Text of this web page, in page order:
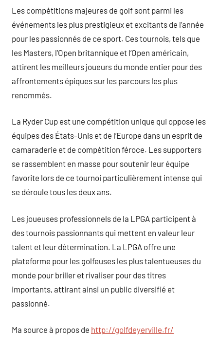
Les compétitions majeures de golf sont parmi les
événements les plus prestigieux et excitants de l’année
pour les passionnés de ce sport. Ces tournois, tels que
les Masters, l’Open britannique et l’Open américain,
attirent les meilleurs joueurs du monde entier pour des
affrontements épiques sur les parcours les plus
renommés.
La Ryder Cup est une compétition unique qui oppose les
équipes des États-Unis et de l’Europe dans un esprit de
camaraderie et de compétition féroce. Les supporters
se rassemblent en masse pour soutenir leur équipe
favorite lors de ce tournoi particulièrement intense qui
se déroule tous les deux ans.
Les joueuses professionnels de la LPGA participent à
des tournois passionnants qui mettent en valeur leur
talent et leur détermination. La LPGA offre une
plateforme pour les golfeuses les plus talentueuses du
monde pour briller et rivaliser pour des titres
importants, attirant ainsi un public diversifié et
passionné.
Ma source à propos de http://golfdeyerville.fr/